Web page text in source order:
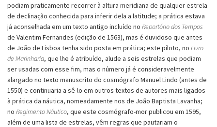
podiam praticamente recorrer à altura meridiana de qualquer estrela
de declinação conhecida para inferir dela a latitude; a prática estava
já aconselhada em um texto antigo incluído no Reportório dos Tempos
de Valentim Fernandes (edição de 1563), mas é duvidoso que antes
de João de Lisboa tenha sido posta em prática; este piloto, no Livro
de Marinharia, que lhe é atribuído, alude a seis estrelas que podiam
ser usadas com esse fim, mas o número já é consideravelmente
alargado no texto manuscrito do cosmógrafo Manuel Lindo (antes de
1550) e continuaria a sê-lo em outros textos de autores mais ligados
à prática da náutica, nomeadamente nos de João Baptista Lavanha;
no Regimento Náutico, que este cosmógrafo-mor publicou em 1595,
além de uma lista de estrelas, vêm regras que pautariam o